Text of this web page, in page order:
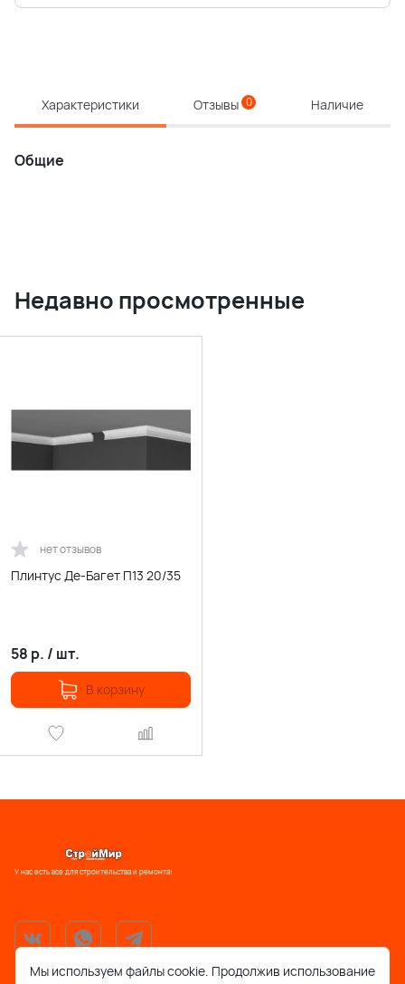
Характеристики Отзывы 0 Наличие
Общие
Недавно просмотренные
нет отзывов
Плинтус Де-Багет П13 20/35
58 р. / шт.
В корзину
У нас есть все для строительства и ремонта!
Мы используем файлы cookie. Продолжив использование